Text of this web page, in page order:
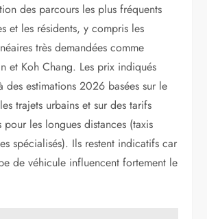
des parcours les plus fréquents
et les résidents, y compris les
très demandées comme
et Koh Chang. Les prix indiqués
des estimations 2026 basées sur le
trajets urbains et sur des tarifs
les longues distances (taxis
spécialisés). Ils restent indicatifs car
de véhicule influencent fortement le